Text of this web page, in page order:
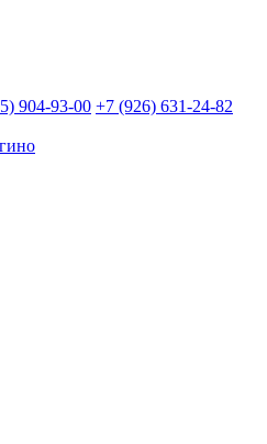
904-93-00 +7 (926) 631-24-82